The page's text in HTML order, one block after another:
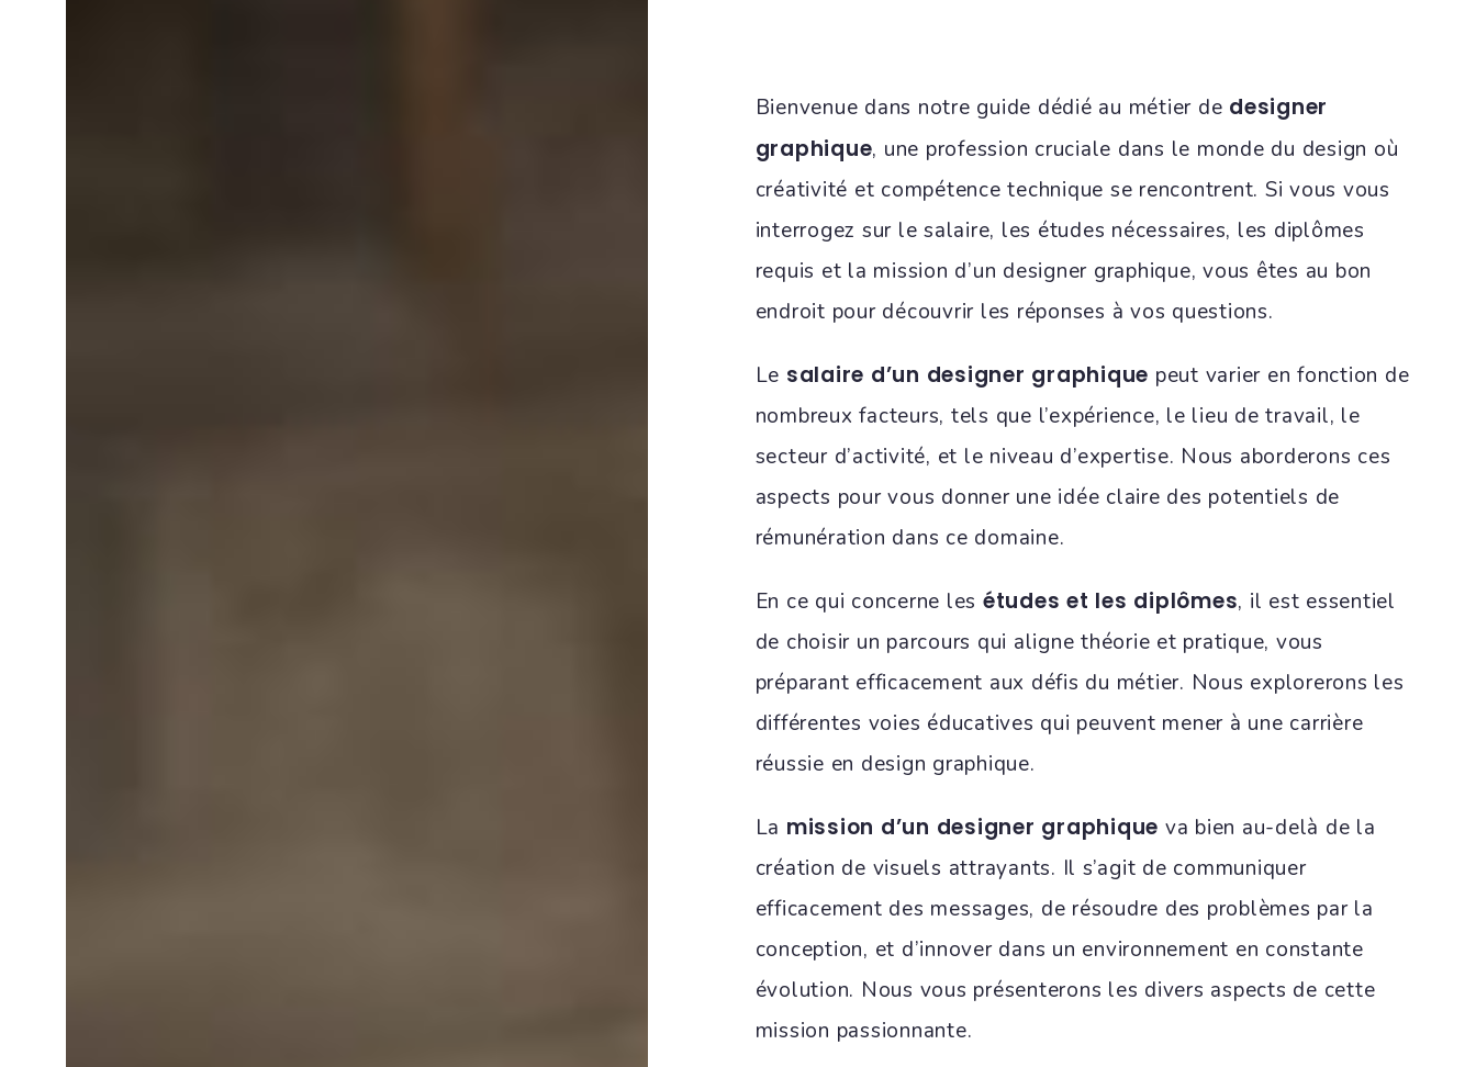
Bienvenue dans notre guide dédié au métier de designer
graphique, une profession cruciale dans le monde du design où
créativité et compétence technique se rencontrent. Si vous vous
interrogez sur le salaire, les études nécessaires, les diplômes
requis et la mission d’un designer graphique, vous êtes au bon
endroit pour découvrir les réponses à vos questions.
Le salaire d’un designer graphique peut varier en fonction de
nombreux facteurs, tels que l’expérience, le lieu de travail, le
secteur d’activité, et le niveau d’expertise. Nous aborderons ces
aspects pour vous donner une idée claire des potentiels de
rémunération dans ce domaine.
En ce qui concerne les études et les diplômes, il est essentiel
de choisir un parcours qui aligne théorie et pratique, vous
préparant efficacement aux défis du métier. Nous explorerons les
différentes voies éducatives qui peuvent mener à une carrière
réussie en design graphique.
La mission d’un designer graphique va bien au-delà de la
création de visuels attrayants. Il s’agit de communiquer
efficacement des messages, de résoudre des problèmes par la
conception, et d’innover dans un environnement en constante
évolution. Nous vous présenterons les divers aspects de cette
mission passionnante.